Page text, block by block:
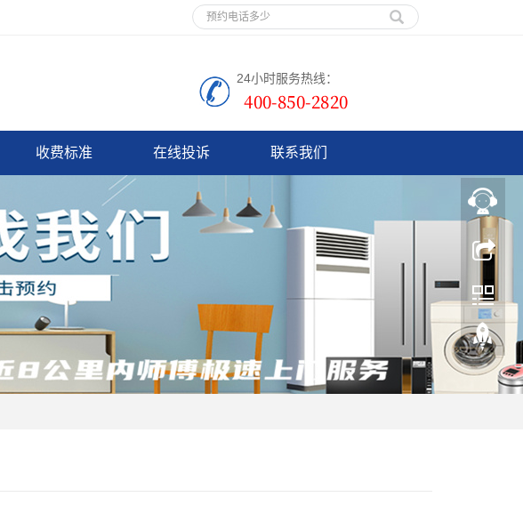
24小时服务热线：
收费标准 在线投诉 联系我们